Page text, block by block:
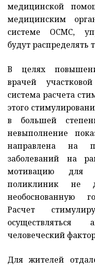
медицинской
медицинским
системе ОСМС,
будут распределять
В целях
врачей
система расчета
этого
в большей
невыполнение
направлена на
заболеваний на
мотивацию для
поликлиник не
необоснованную
Расчет
осуществляться
человеческий
Для жителей